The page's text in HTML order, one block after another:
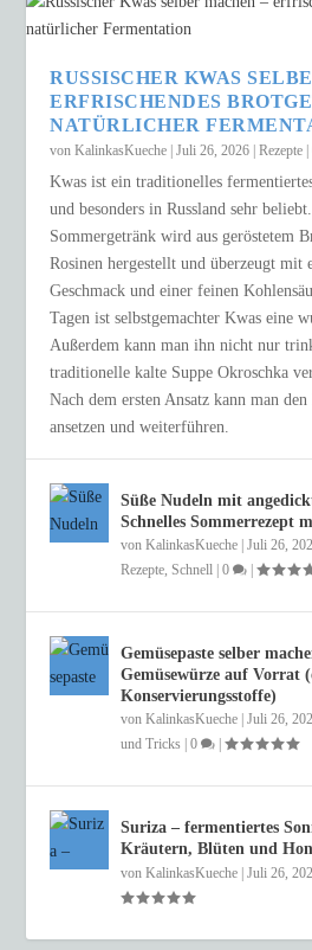
RUSSISCHER KWAS
ERFRISCHENDES
NATÜRLICHER
vonKalinkasKueche |Juli 26, 2026 |Rezepte |
Kwas ist ein traditionelles
und besonders in Russland sehr
Sommergetränk wird aus geröstetem
Rosinen hergestellt und überzeugt mit
Geschmack und einer feinen
Tagen ist selbstgemachter Kwas eine
Außerdem kann man ihn nicht nur
traditionelle kalte Suppe Okroschka
Nach dem ersten Ansatz kann man
ansetzen und weiterführen.
Süße Nudeln mit
Schnelles Sommerrezept
vonKalinkasKueche |Juli 26,
Rezepte ,Schnell |0 |
Gemüsepaste selber
Gemüsewürze auf Vorrat
Konservierungsstoffe)
vonKalinkasKueche |Juli 26,
und Tricks |0 |
Suriza – fermentiertes
Kräutern, Blüten und
vonKalinkasKueche |Juli 26,